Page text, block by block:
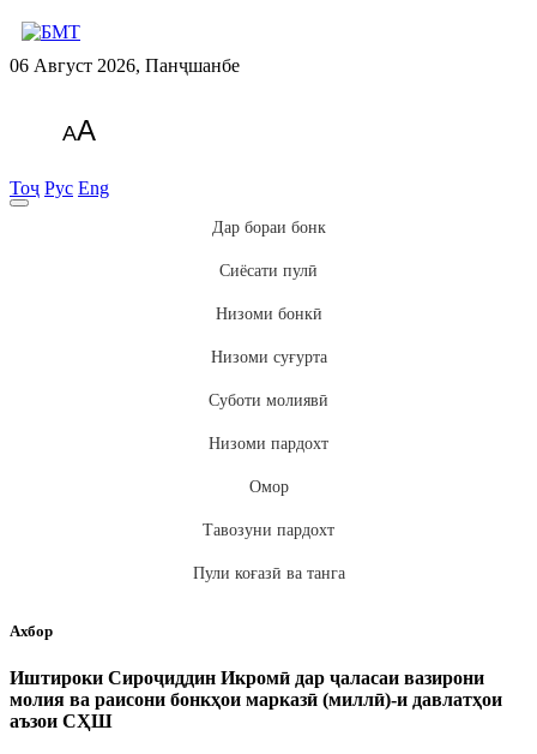
06 Август 2026, Панҷшанбе
AA
Тоҷ Рус Eng
Дар бораи бонк
Сиёсати пулӣ
Низоми бонкӣ
Низоми суғурта
Суботи молиявӣ
Низоми пардохт
Омор
Тавозуни пардохт
Пули коғазӣ ва танга
Ахбор
Иштироки Сироҷиддин Икромӣ дар ҷаласаи вазирони
молия ва раисони бонкҳои марказӣ (миллӣ)-и давлатҳои
аъзои СҲШ